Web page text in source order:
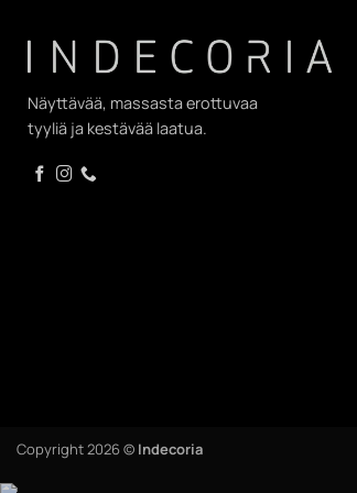
Näyttävää, massasta erottuvaa
tyyliä ja kestävää laatua.
Copyright 2026 © Indecoria